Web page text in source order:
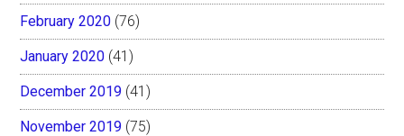
February 2020 (76)
January 2020 (41)
December 2019 (41)
November 2019 (75)